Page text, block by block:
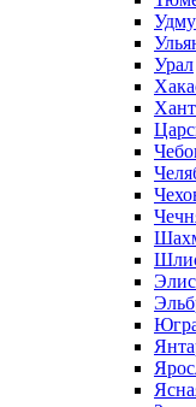
Урал